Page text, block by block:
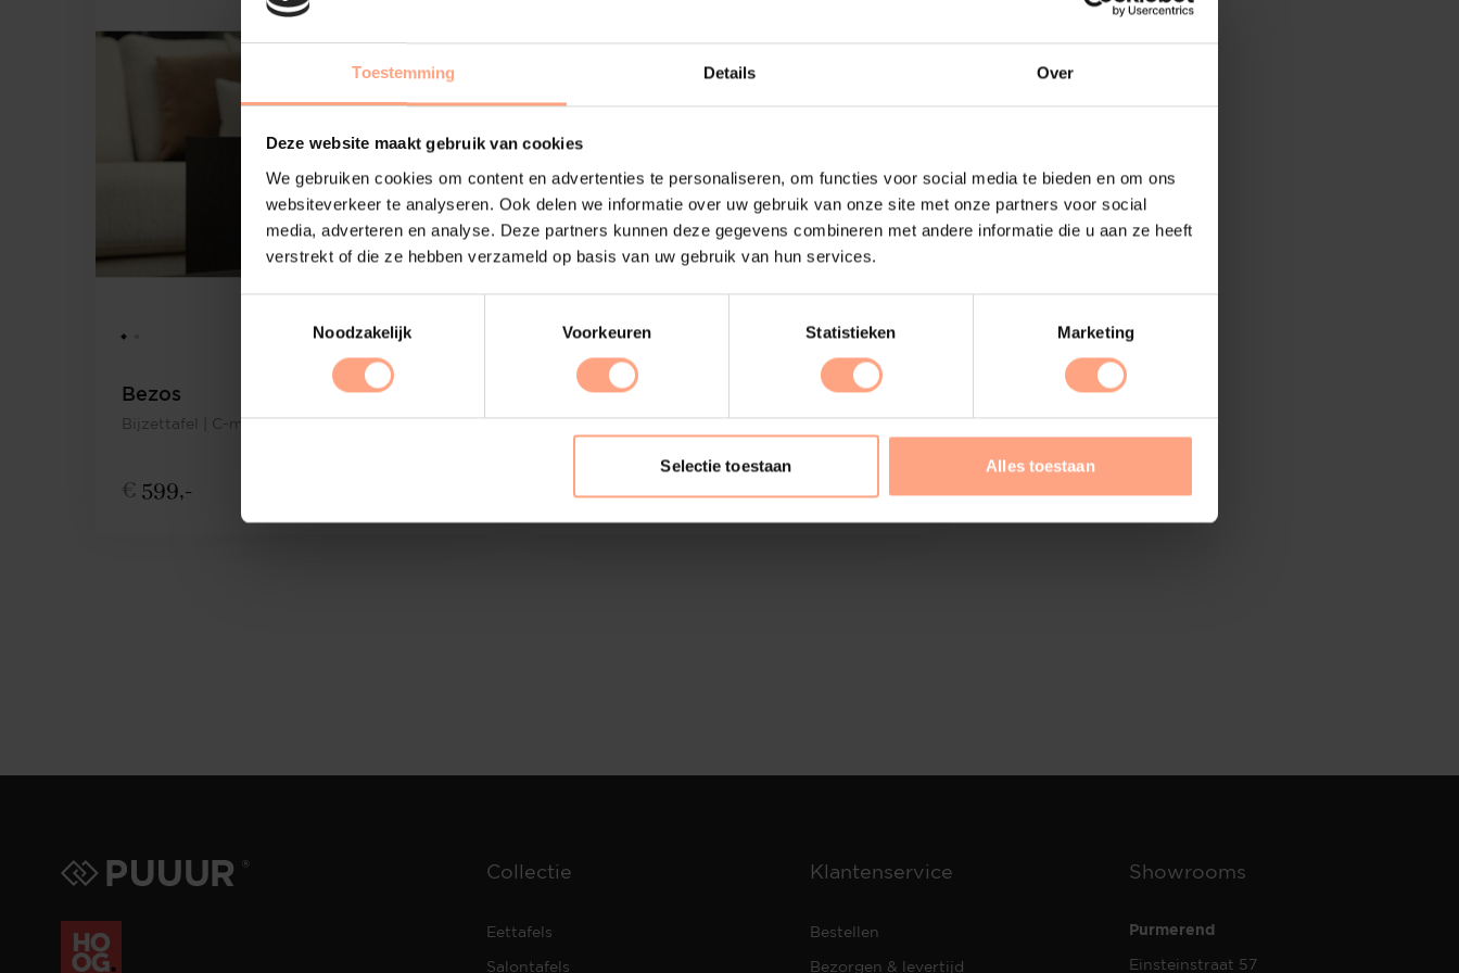
Toestemming Details Over
Deze website maakt gebruik van cookies
We gebruiken cookies om content en advertenties te personaliseren, om functies voor social media te bieden en om ons
websiteverkeer te analyseren. Ook delen we informatie over uw gebruik van onze site met onze partners voor social
media, adverteren en analyse. Deze partners kunnen deze gegevens combineren met andere informatie die u aan ze heeft
verstrekt of die ze hebben verzameld op basis van uw gebruik van hun services.
Noodzakelijk Voorkeuren Statistieken Marketing
Selectie toestaan Alles toestaan
Bezos
Bijzettafel | C-model | Eiken
€ 599,-
Bezos
Bijzettafel | C-model
479,- Configureer
Collectie
Eettafels
Salontafels
Klantenservice
Bestellen
Bezorgen & levertijd
Showrooms
Purmerend
Einsteinstraat 57